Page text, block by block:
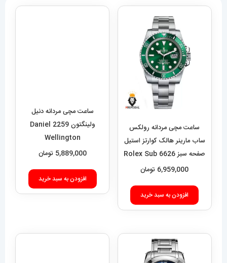
ساعت مچی مردانه رولکس
ساب مارینر هالک کوارتز استیل
mariner hulk
6,959,000تومان
ولینگتون 2259 Daniel
Wellington
5,889,000 تومان